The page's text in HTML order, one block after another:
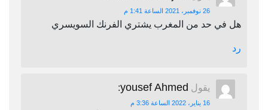
26 نوفمبر، 2021 الساعة 1:41 م
هل في حد من المغرب يشتري الفرنك السويسري
رد
يقول yousef Ahmed
:
16 يناير، 2022 الساعة 3:36 م